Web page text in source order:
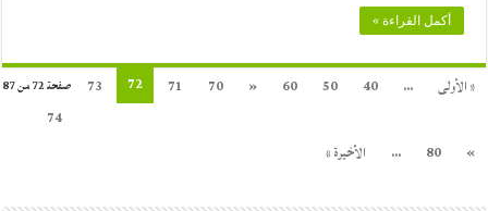
أكمل القراءة »
صفحة 72 من 87 « الأولى ...
40
50
60
«
70
71
72
73
74
»
80
... الأخيرة »